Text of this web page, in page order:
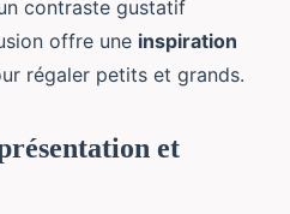
contraste gustatif
offre une inspiration
régaler petits et grands.
et